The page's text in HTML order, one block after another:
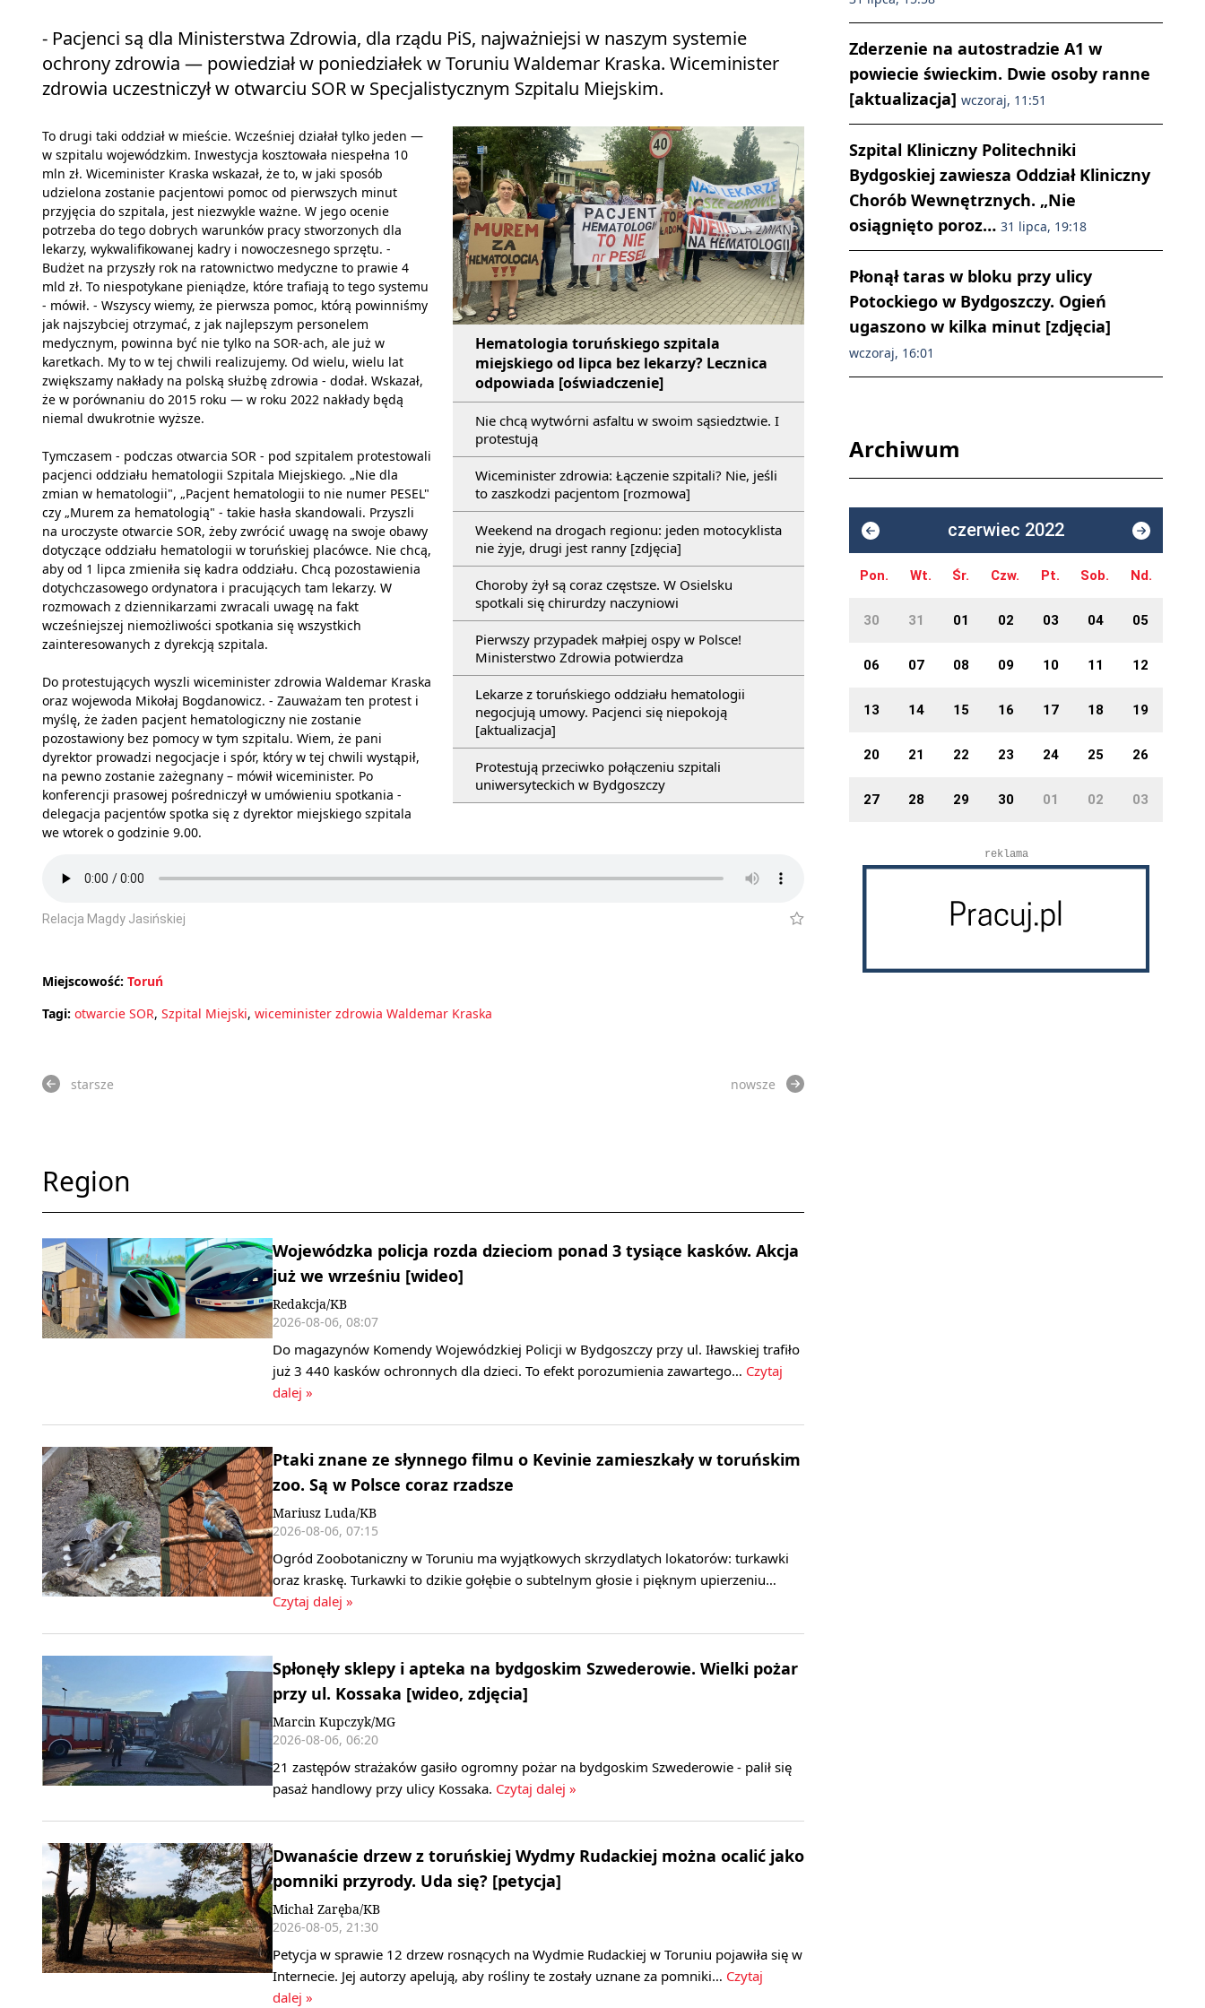
- Pacjenci są dla Ministerstwa Zdrowia, dla rządu PiS, najważniejsi w naszym systemie
ochrony zdrowia — powiedział w poniedziałek w Toruniu Waldemar Kraska. Wiceminister
zdrowia uczestniczył w otwarciu SOR w Specjalistycznym Szpitalu Miejskim.
Hematologia toruńskiego szpitala
miejskiego od lipca bez lekarzy? Lecznica
odpowiada [oświadczenie]
Nie chcą wytwórni asfaltu w swoim sąsiedztwie. I
protestują
Wiceminister zdrowia: Łączenie szpitali? Nie, jeśli
to zaszkodzi pacjentom [rozmowa]
Weekend na drogach regionu: jeden motocyklista
nie żyje, drugi jest ranny [zdjęcia]
Choroby żył są coraz częstsze. W Osielsku
spotkali się chirurdzy naczyniowi
Pierwszy przypadek małpiej ospy w Polsce!
Ministerstwo Zdrowia potwierdza
Lekarze z toruńskiego oddziału hematologii
negocjują umowy. Pacjenci się niepokoją
[aktualizacja]
Protestują przeciwko połączeniu szpitali
uniwersyteckich w Bydgoszczy
To drugi taki oddział w mieście. Wcześniej działał tylko jeden —
w szpitalu wojewódzkim. Inwestycja kosztowała niespełna 10
mln zł. Wiceminister Kraska wskazał, że to, w jaki sposób
udzielona zostanie pacjentowi pomoc od pierwszych minut
przyjęcia do szpitala, jest niezwykle ważne. W jego ocenie
potrzeba do tego dobrych warunków pracy stworzonych dla
lekarzy, wykwalifikowanej kadry i nowoczesnego sprzętu. -
Budżet na przyszły rok na ratownictwo medyczne to prawie 4
mld zł. To niespotykane pieniądze, które trafiają to tego systemu
- mówił. - Wszyscy wiemy, że pierwsza pomoc, którą powinniśmy
jak najszybciej otrzymać, z jak najlepszym personelem
medycznym, powinna być nie tylko na SOR-ach, ale już w
karetkach. My to w tej chwili realizujemy. Od wielu, wielu lat
zwiększamy nakłady na polską służbę zdrowia - dodał. Wskazał,
że w porównaniu do 2015 roku — w roku 2022 nakłady będą
niemal dwukrotnie wyższe.
Tymczasem - podczas otwarcia SOR - pod szpitalem protestowali
pacjenci oddziału hematologii Szpitala Miejskiego. „Nie dla
zmian w hematologii", „Pacjent hematologii to nie numer PESEL"
czy „Murem za hematologią" - takie hasła skandowali. Przyszli
na uroczyste otwarcie SOR, żeby zwrócić uwagę na swoje obawy
dotyczące oddziału hematologii w toruńskiej placówce. Nie chcą,
aby od 1 lipca zmieniła się kadra oddziału. Chcą pozostawienia
dotychczasowego ordynatora i pracujących tam lekarzy. W
rozmowach z dziennikarzami zwracali uwagę na fakt
wcześniejszej niemożliwości spotkania się wszystkich
zainteresowanych z dyrekcją szpitala.
Do protestujących wyszli wiceminister zdrowia Waldemar Kraska
oraz wojewoda Mikołaj Bogdanowicz. - Zauważam ten protest i
myślę, że żaden pacjent hematologiczny nie zostanie
pozostawiony bez pomocy w tym szpitalu. Wiem, że pani
dyrektor prowadzi negocjacje i spór, który w tej chwili wystąpił,
na pewno zostanie zażegnany – mówił wiceminister. Po
konferencji prasowej pośredniczył w umówieniu spotkania -
delegacja pacjentów spotka się z dyrektor miejskiego szpitala
we wtorek o godzinie 9.00.
Relacja Magdy Jasińskiej
Miejscowość: Toruń
Tagi: otwarcie SOR, Szpital Miejski, wiceminister zdrowia Waldemar Kraska
starsze nowsze
Region
Wojewódzka policja rozda dzieciom ponad 3 tysiące kasków. Akcja
już we wrześniu [wideo]
Redakcja/KB
2026-08-06, 08:07
Do magazynów Komendy Wojewódzkiej Policji w Bydgoszczy przy ul. Iławskiej trafiło
już 3 440 kasków ochronnych dla dzieci. To efekt porozumienia zawartego… Czytaj
dalej »
Ptaki znane ze słynnego filmu o Kevinie zamieszkały w toruńskim
zoo. Są w Polsce coraz rzadsze
Mariusz Luda/KB
2026-08-06, 07:15
Ogród Zoobotaniczny w Toruniu ma wyjątkowych skrzydlatych lokatorów: turkawki
oraz kraskę. Turkawki to dzikie gołębie o subtelnym głosie i pięknym upierzeniu…
Czytaj dalej »
Spłonęły sklepy i apteka na bydgoskim Szwederowie. Wielki pożar
przy ul. Kossaka [wideo, zdjęcia]
Marcin Kupczyk/MG
2026-08-06, 06:20
21 zastępów strażaków gasiło ogromny pożar na bydgoskim Szwederowie - palił się
pasaż handlowy przy ulicy Kossaka. Czytaj dalej »
Dwanaście drzew z toruńskiej Wydmy Rudackiej można ocalić jako
pomniki przyrody. Uda się? [petycja]
Michał Zaręba/KB
2026-08-05, 21:30
Petycja w sprawie 12 drzew rosnących na Wydmie Rudackiej w Toruniu pojawiła się w
Internecie. Jej autorzy apelują, aby rośliny te zostały uznane za pomniki… Czytaj
dalej »
Zderzenie na autostradzie A1 w
powiecie świeckim. Dwie osoby ranne
[aktualizacja] wczoraj, 11:51
Szpital Kliniczny Politechniki
Bydgoskiej zawiesza Oddział Kliniczny
Chorób Wewnętrznych. „Nie
osiągnięto poroz… 31 lipca, 19:18
Płonął taras w bloku przy ulicy
Potockiego w Bydgoszczy. Ogień
ugaszono w kilka minut [zdjęcia]
wczoraj, 16:01
Archiwum
czerwiec 2022
Pon. Wt. Śr. Czw. Pt. Sob. Nd.
30 31 01 02 03 04 05
06 07 08 09 10 11 12
13 14 15 16 17 18 19
20 21 22 23 24 25 26
27 28 29 30 01 02 03
reklama